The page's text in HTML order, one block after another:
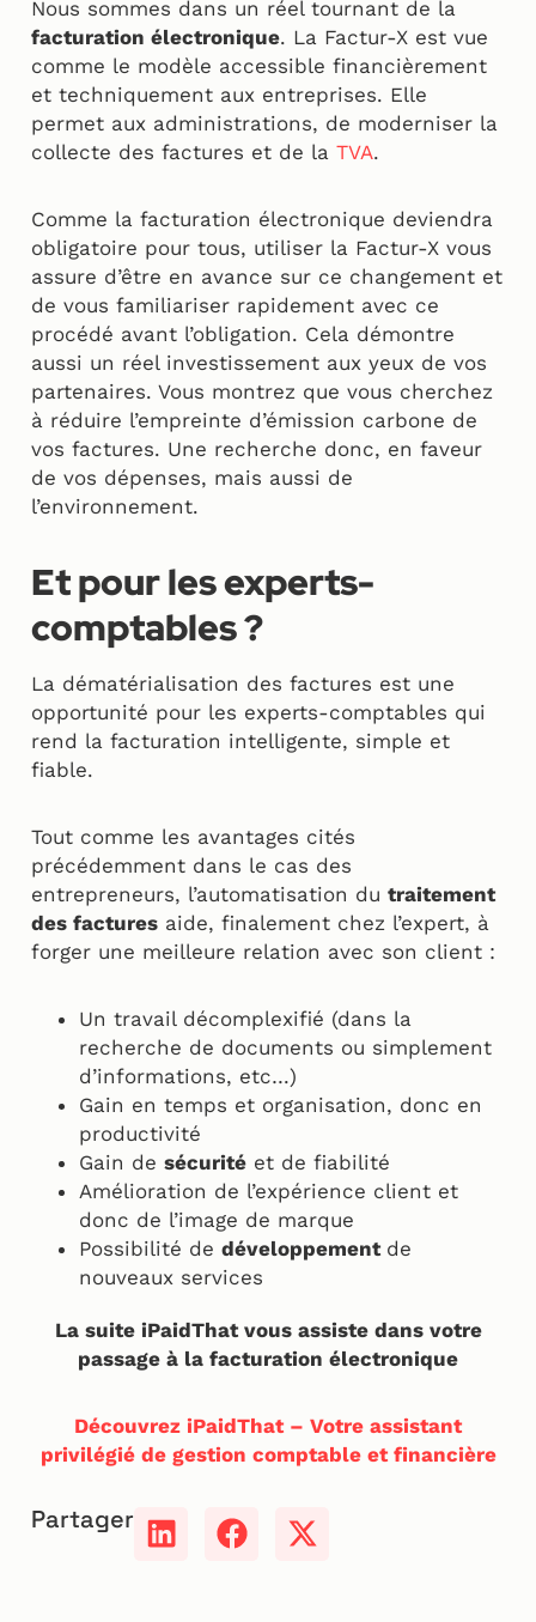
Nous sommes dans un réel tournant de la
facturation électronique. La Factur-X est vue
comme le modèle accessible financièrement
et techniquement aux entreprises. Elle
permet aux administrations, de moderniser la
collecte des factures et de la TVA.
Comme la facturation électronique deviendra
obligatoire pour tous, utiliser la Factur-X vous
assure d’être en avance sur ce changement et
de vous familiariser rapidement avec ce
procédé avant l’obligation. Cela démontre
aussi un réel investissement aux yeux de vos
partenaires. Vous montrez que vous cherchez
à réduire l’empreinte d’émission carbone de
vos factures. Une recherche donc, en faveur
de vos dépenses, mais aussi de
l’environnement.
Et pour les experts-
comptables ?
La dématérialisation des factures est une
opportunité pour les experts-comptables qui
rend la facturation intelligente, simple et
fiable.
Tout comme les avantages cités
précédemment dans le cas des
entrepreneurs, l’automatisation du traitement
des factures aide, finalement chez l’expert, à
forger une meilleure relation avec son client :
Un travail décomplexifié (dans la
recherche de documents ou simplement
d’informations, etc…)
Gain en temps et organisation, donc en
productivité
Gain de sécurité et de fiabilité
Amélioration de l’expérience client et
donc de l’image de marque
Possibilité de développement de
nouveaux services
La suite iPaidThat vous assiste dans votre
passage à la facturation électronique
Découvrez iPaidThat – Votre assistant
privilégié de gestion comptable et financière
Partager